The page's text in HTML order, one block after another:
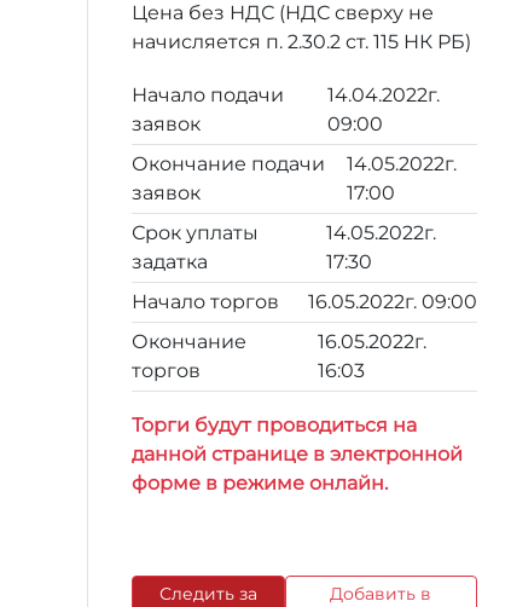
Цена без НДС (НДС сверху не
начисляется п. 2.30.2 ст. 115 НК РБ)
Начало подачи
заявок
14.04.2022г.
09:00
Окончание подачи
заявок
14.05.2022г.
17:00
Срок уплаты
задатка
14.05.2022г.
17:30
Начало торгов
16.05.2022г. 09:00
Окончание
торгов
16.05.2022г.
16:03
Торги будут проводиться на
данной странице в электронной
форме в режиме онлайн.
Следить за
Добавить в